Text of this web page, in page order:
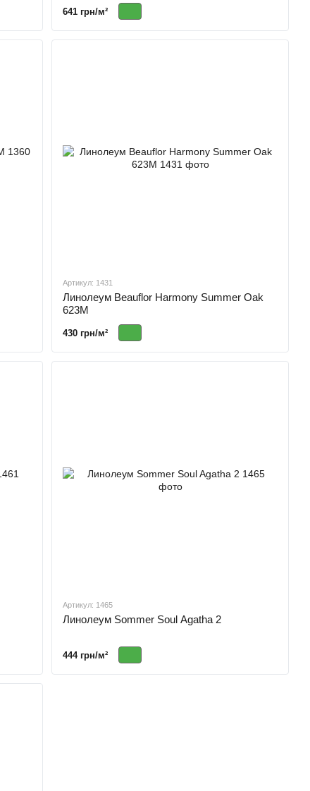
641 грн/м²
Артикул: 1431
Линолеум Beauflor Harmony Summer Oak
623M
430 грн/м²
Артикул: 1465
Линолеум Sommer Soul Agatha 2
444 грн/м²